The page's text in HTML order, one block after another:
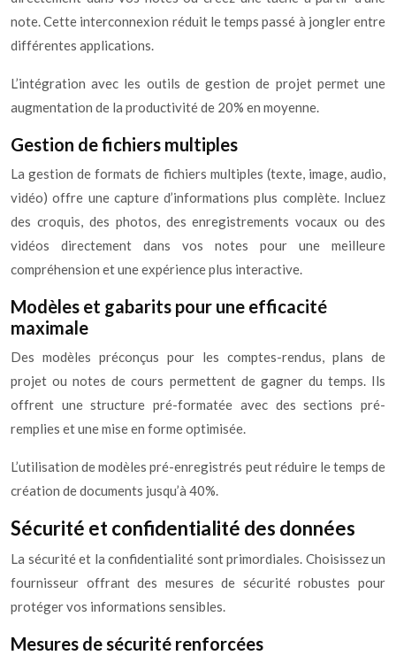
note. Cette interconnexion réduit le temps passé à jongler entre
différentes applications.
L’intégration avec les outils de gestion de projet permet une
augmentation de la productivité de 20% en moyenne.
Gestion de fichiers multiples
La gestion de formats de fichiers multiples (texte, image, audio,
vidéo) offre une capture d’informations plus complète. Incluez
des croquis, des photos, des enregistrements vocaux ou des
vidéos directement dans vos notes pour une meilleure
compréhension et une expérience plus interactive.
Modèles et gabarits pour une efficacité
maximale
Des modèles préconçus pour les comptes-rendus, plans de
projet ou notes de cours permettent de gagner du temps. Ils
offrent une structure pré-formatée avec des sections pré-
remplies et une mise en forme optimisée.
L’utilisation de modèles pré-enregistrés peut réduire le temps de
création de documents jusqu’à 40%.
Sécurité et confidentialité des données
La sécurité et la confidentialité sont primordiales. Choisissez un
fournisseur offrant des mesures de sécurité robustes pour
protéger vos informations sensibles.
Mesures de sécurité renforcées